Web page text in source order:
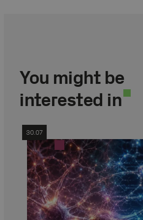
You might be
interested in
30.07